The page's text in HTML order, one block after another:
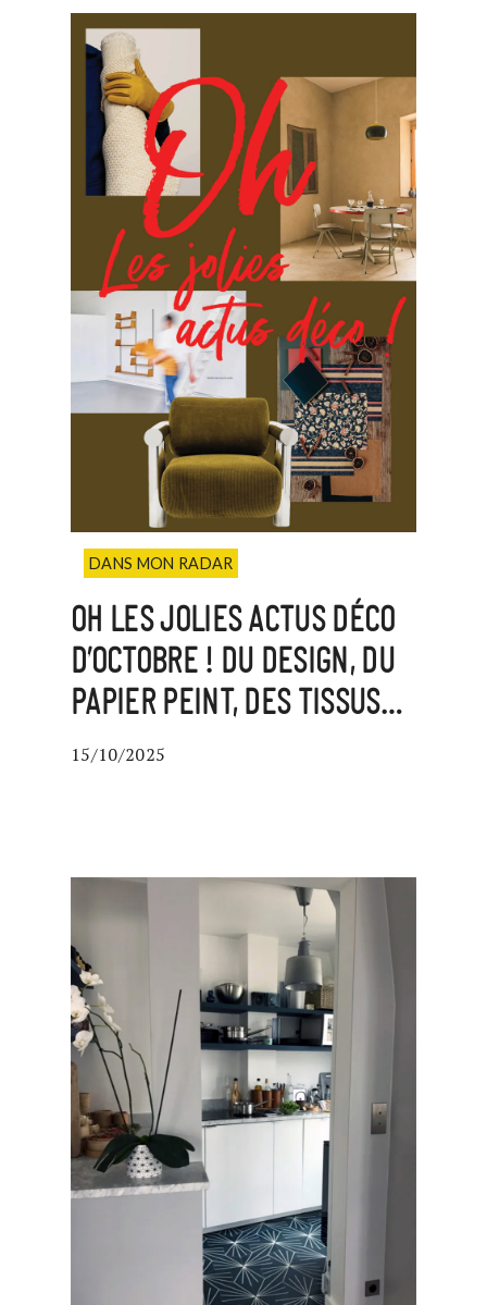
DANS MON RADAR
OH LES JOLIES ACTUS DÉCO
D’OCTOBRE ! DU DESIGN, DU
PAPIER PEINT, DES TISSUS…
15/10/2025